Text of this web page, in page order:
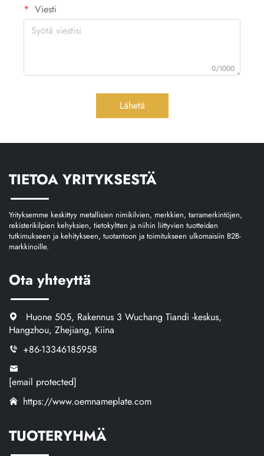
Viesti
0/1000
Lähetä
TIETOA YRITYKSESTÄ
Yrityksemme keskittyy metallisien nimikilvien, merkkien, tarramerkintöjen,
rekisterikilpien kehyksien, tietokyltten ja niihin liittyvien tuotteiden
tutkimukseen ja kehitykseen, tuotantoon ja toimitukseen ulkomaisiin B2B-
markkinoille.
Ota yhteyttä
Huone 505, Rakennus 3 Wuchang Tiandi -keskus,
Hangzhou, Zhejiang, Kiina
+86-13346185958
[email protected]
https://www.oemnameplate.com
TUOTERYHMÄ